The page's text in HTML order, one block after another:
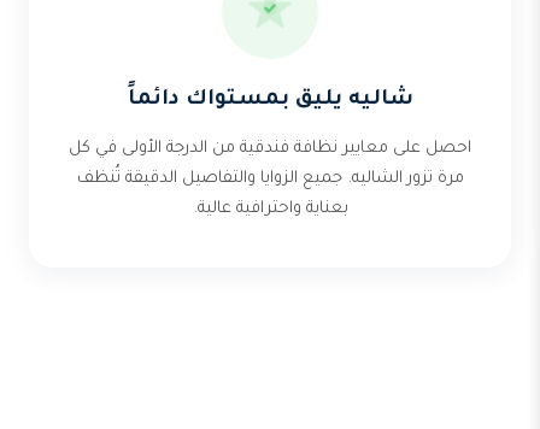
شاليه يليق بمستواك دائماً
احصل على معايير نظافة فندقية من الدرجة الأولى في كل
مرة تزور الشاليه. جميع الزوايا والتفاصيل الدقيقة تُنظف
بعناية واحترافية عالية.